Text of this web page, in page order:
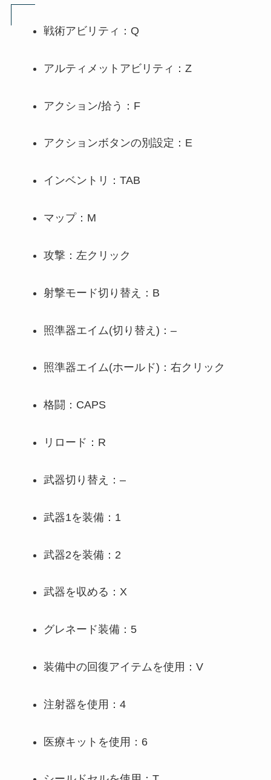
戦術アビリティ：Q
アルティメットアビリティ：Z
アクション/拾う：F
アクションボタンの別設定：E
インベントリ：TAB
マップ：M
攻撃：左クリック
射撃モード切り替え：B
照準器エイム(切り替え)：–
照準器エイム(ホールド)：右クリック
格闘：CAPS
リロード：R
武器切り替え：–
武器1を装備：1
武器2を装備：2
武器を収める：X
グレネード装備：5
装備中の回復アイテムを使用：V
注射器を使用：4
医療キットを使用：6